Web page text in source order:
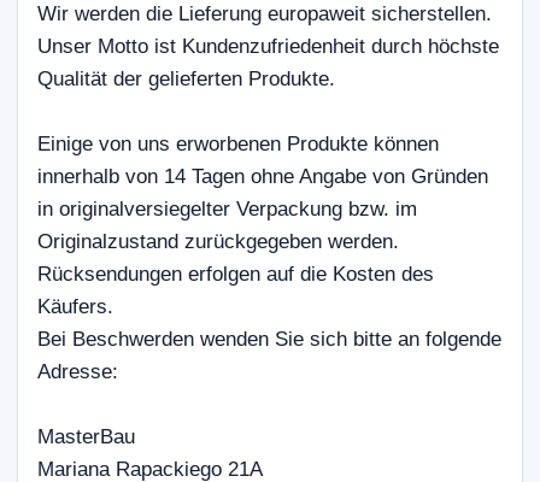
Wir werden die Lieferung europaweit sicherstellen.
Unser Motto ist Kundenzufriedenheit durch höchste
Qualität der gelieferten Produkte.
Einige von uns erworbenen Produkte können
innerhalb von 14 Tagen ohne Angabe von Gründen
in originalversiegelter Verpackung bzw. im
Originalzustand zurückgegeben werden.
Rücksendungen erfolgen auf die Kosten des
Käufers.
Bei Beschwerden wenden Sie sich bitte an folgende
Adresse:
MasterBau
Mariana Rapackiego 21A